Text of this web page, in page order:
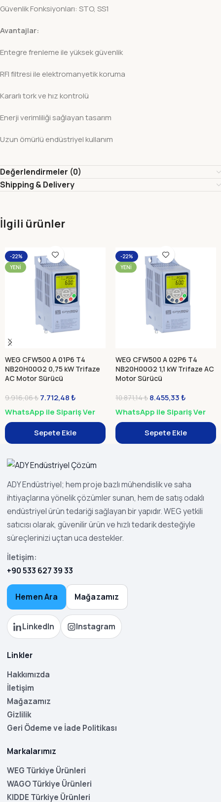
Güvenlik Fonksiyonları: STO, SS1
Avantajlar:
Entegre frenleme ile yüksek güvenlik
RFI filtresi ile elektromanyetik koruma
Kararlı tork ve hız kontrolü
Enerji verimliliği sağlayan tasarım
Uzun ömürlü endüstriyel kullanım
Değerlendirmeler (0)
Shipping & Delivery
İlgili ürünler
-22%
YENI
WEG CFW500 A 01P6 T4
NB20H00G2 0,75 kW Trifaze
AC Motor Sürücü
9.916,06₺ 7.712,48₺
WhatsApp ile Sipariş Ver
Sepete Ekle
-22%
YENI
WEG CFW500 A 02P6 T4
NB20H00G2 1,1 kW Trifaze AC
Motor Sürücü
10.871,14₺ 8.455,33₺
WhatsApp ile Sipariş Ver
Sepete Ekle
ADY Endüstriyel; hem proje bazlı mühendislik ve saha
ihtiyaçlarına yönelik çözümler sunan, hem de satış odaklı
endüstriyel ürün tedariği sağlayan bir yapıdır. WEG yetkili
satıcısı olarak, güvenilir ürün ve hızlı tedarik desteğiyle
süreçlerinizi uçtan uca destekler.
İletişim:
+90 533 627 39 33
Hemen Ara Mağazamız
LinkedIn Instagram
Linkler
Hakkımızda
İletişim
Mağazamız
Gizlilik
Geri Ödeme ve İade Politikası
Markalarımız
WEG Türkiye Ürünleri
WAGO Türkiye Ürünleri
KIDDE Türkiye Ürünleri